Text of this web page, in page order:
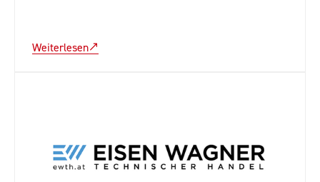
Weiterlesen